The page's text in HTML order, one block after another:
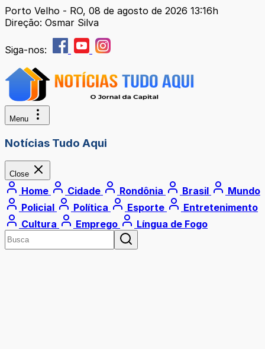
Porto Velho - RO, 08 de agosto de 2026 13:16h
Direção: Osmar Silva
Siga-nos:
Menu
Notícias Tudo Aqui
Close
Home Cidade Rondônia Brasil
Mundo
Policial
Política Esporte
Entretenimento
Cultura
Emprego Língua de Fogo